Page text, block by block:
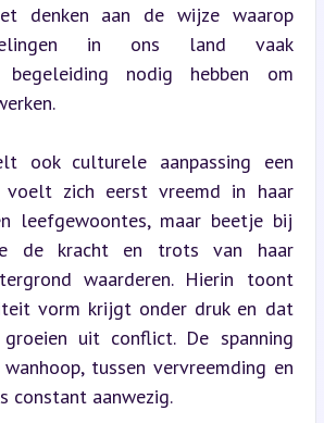
denken aan de wijze waarop
in ons land vaak
begeleiding nodig hebben om
ook culturele aanpassing een
zich eerst vreemd in haar
leefgewoontes, maar beetje bij
de kracht en trots van haar
waarderen. Hierin toont
vorm krijgt onder druk en dat
uit conflict. De spanning
tussen vervreemding en
constant aanwezig.